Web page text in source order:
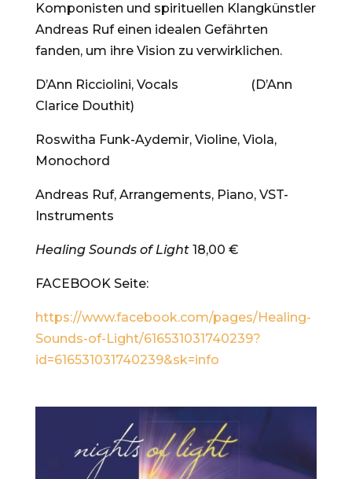
Komponisten und spirituellen Klangkünstler
Andreas Ruf einen idealen Gefährten
fanden, um ihre Vision zu verwirklichen.
D’Ann Ricciolini, Vocals (D’Ann
Clarice Douthit)
Roswitha Funk-Aydemir, Violine, Viola,
Monochord
Andreas Ruf, Arrangements, Piano, VST-
Instruments
Healing Sounds of Light18,00 €
FACEBOOK Seite:
https://www.facebook.com/pages/Healing-
Sounds-of-Light/616531031740239?
id=616531031740239&sk=info